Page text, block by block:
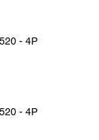
- 4P
- 4P